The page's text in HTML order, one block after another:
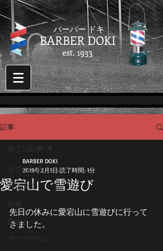
BARBER DOKI
est. 1933
​バーバー ドキ
記事
全ての記事
月曜大工
仕事
山歩き
アクアリウム
全ての記事
愛宕山で雪遊び
BARBER DOKI
2019年2月1日 読了時間: 1分
先日の休みに愛宕山に雪遊びに行って
きました。